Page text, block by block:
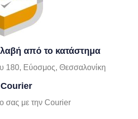
από το κατάστημα
180, Εύοσμος, Θεσσαλονίκη
σας με την Courier